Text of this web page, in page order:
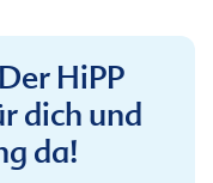
HiPP
dich und
da!